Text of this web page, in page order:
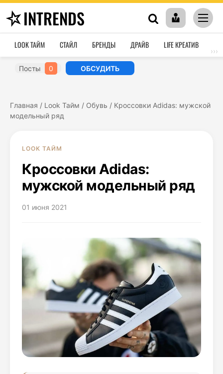
INTRENDS
LOOK ТАЙМ СТАЙЛ БРЕНДЫ ДРАЙВ LIFE КРЕАТИВ
›››
Посты 0 ОБСУДИТЬ
Главная / Look Тайм / Обувь / Кроссовки Adidas: мужской
модельный ряд
LOOK ТАЙМ
Кроссовки Adidas:
мужской модельный ряд
01 июня 2021